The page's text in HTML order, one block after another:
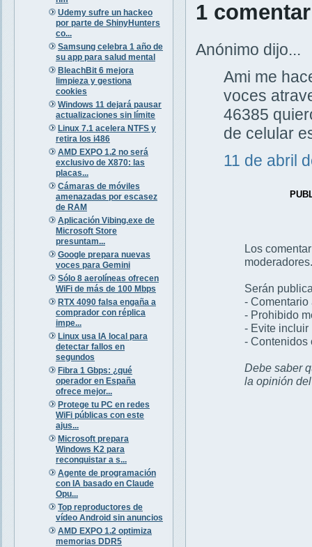
Udemy sufre un hackeo
por parte de ShinyHunters
co...
Samsung celebra 1 año de
su app para salud mental
BleachBit 6 mejora
limpieza y gestiona
cookies
Windows 11 dejará pausar
actualizaciones sin límite
Linux 7.1 acelera NTFS y
retira los i486
AMD EXPO 1.2 no será
exclusivo de X870: las
placas...
Cámaras de móviles
amenazadas por escasez
de RAM
Aplicación Vibing.exe de
Microsoft Store
presuntam...
Google prepara nuevas
voces para Gemini
Sólo 8 aerolíneas ofrecen
WiFi de más de 100 Mbps
RTX 4090 falsa engaña a
comprador con réplica
impe...
Linux usa IA local para
detectar fallos en
segundos
Fibra 1 Gbps: ¿qué
operador en España
ofrece mejor...
Protege tu PC en redes
WiFi públicas con este
ajus...
Microsoft prepara
Windows K2 para
reconquistar a s...
Agente de programación
con IA basado en Claude
Opu...
Top reproductores de
vídeo Android sin anuncios
AMD EXPO 1.2 optimiza
memorias DDR5
1
Anónimo dijo...
Ami me
voces
46385
de celular
11 de abril
Los
moderadores.
Serán
- Comentario
- Prohibido
- Evite incluir
- Contenidos
Debe saber
la opinión